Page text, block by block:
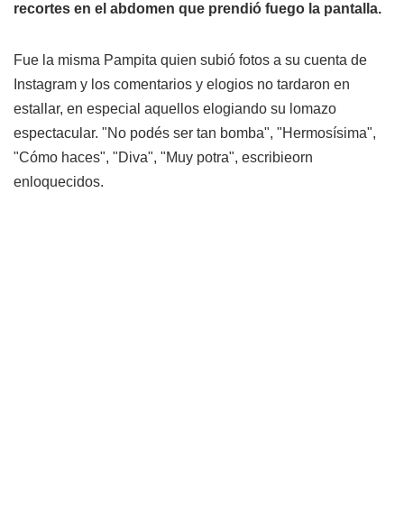
recortes en el abdomen que prendió fuego la pantalla.
Fue la misma Pampita quien subió fotos a su cuenta de
Instagram y los comentarios y elogios no tardaron en
estallar, en especial aquellos elogiando su lomazo
espectacular. "No podés ser tan bomba", "Hermosísima",
"Cómo haces", "Diva", "Muy potra", escribieorn
enloquecidos.